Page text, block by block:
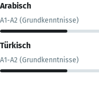
Arabisch
A1-A2 (Grundkenntnisse)
Türkisch
A1-A2 (Grundkenntnisse)